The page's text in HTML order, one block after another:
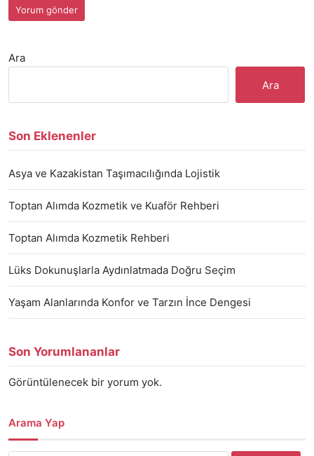
Ara
Ara
Son Eklenenler
Asya ve Kazakistan Taşımacılığında Lojistik
Toptan Alımda Kozmetik ve Kuaför Rehberi
Toptan Alımda Kozmetik Rehberi
Lüks Dokunuşlarla Aydınlatmada Doğru Seçim
Yaşam Alanlarında Konfor ve Tarzın İnce Dengesi
Son Yorumlananlar
Görüntülenecek bir yorum yok.
Arama Yap